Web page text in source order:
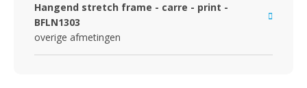
Hangend stretch frame - carre - print -
BFLN1303
overige afmetingen